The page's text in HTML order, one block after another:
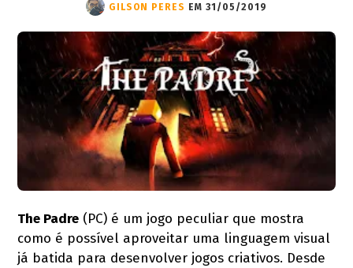
GILSON PERES EM 31/05/2019
The Padre (PC) é um jogo peculiar que mostra
como é possível aproveitar uma linguagem visual
já batida para desenvolver jogos criativos. Desde